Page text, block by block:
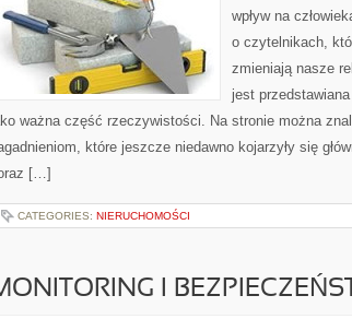
wpływ na
o czytelnikach,
zmieniają nasze
jest
ważna część rzeczywistości. Na stronie można
które jeszcze niedawno kojarzyły się
[…]
CATEGORIES: NIERUCHOMOŚCI
I